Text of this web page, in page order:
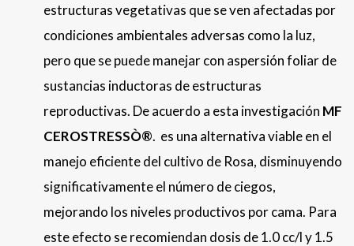
estructuras vegetativas que se ven afectadas por
condiciones ambientales adversas como la luz,
pero que se puede manejar con aspersión foliar de
sustancias inductoras de estructuras
reproductivas. De acuerdo a esta investigación MF
CEROSTRESSÒ®. es una alternativa viable en el
manejo eficiente del cultivo de Rosa, disminuyendo
significativamente el número de ciegos,
mejorando los niveles productivos por cama. Para
este efecto se recomiendan dosis de 1.0 cc/l y 1.5